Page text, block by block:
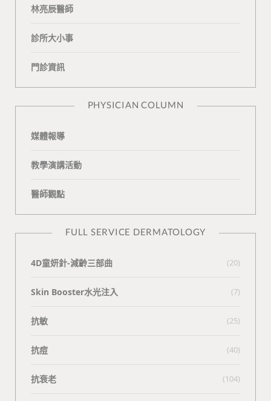
n
e
林亮辰醫師
診所大小事
門診資訊
PHYSICIAN COLUMN
媒體報導
教學演講活動
醫師觀點
FULL SERVICE DERMATOLOGY
4D童妍針-減齡三部曲 (20)
Skin Booster水光注入 (7)
抗敏 (25)
抗痘 (40)
抗衰老 (104)